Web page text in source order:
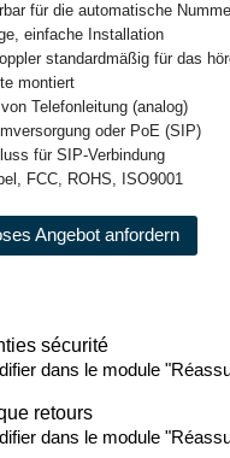
für die automatische
einfache Installation
standardmäßig für das
montiert
Telefonleitung (analog)
oder PoE (SIP)
für SIP-Verbindung
FCC, ROHS, ISO9001
Angebot anfordern
sécurité
dans le module
retours
dans le module